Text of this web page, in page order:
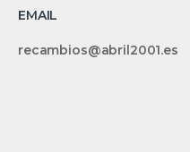
EMAIL
recambios@abril2001.es